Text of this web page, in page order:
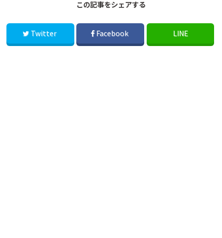
この記事をシェアする
Twitter Facebook LINE